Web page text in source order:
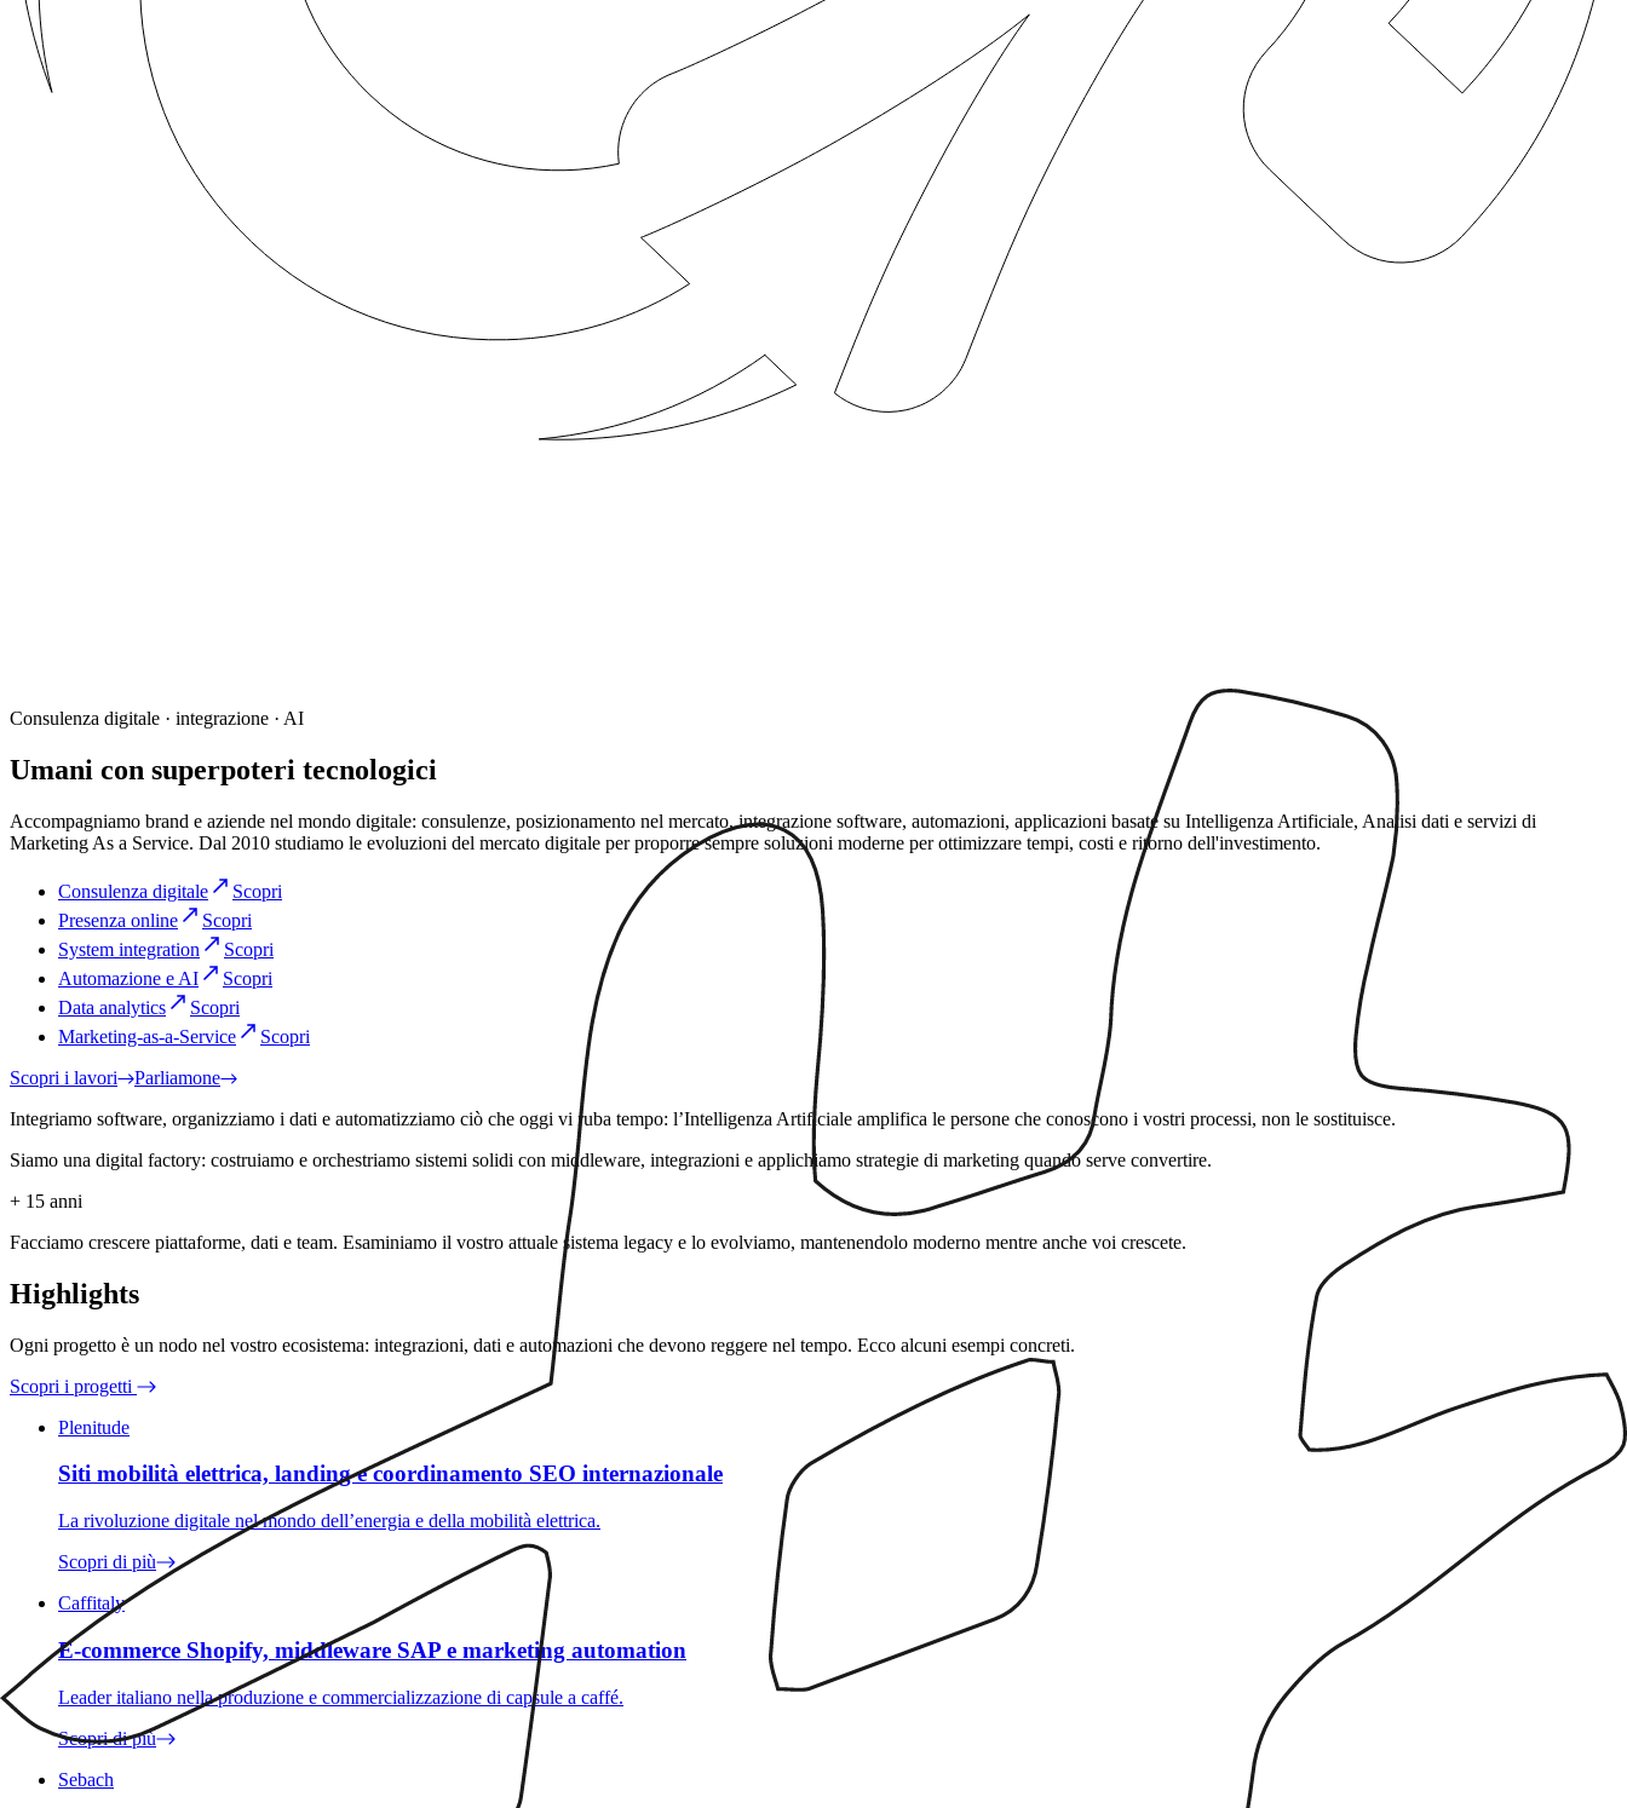
Consulenza digitale · integrazione · AI
Umani con superpoteri tecnologici
Accompagniamo brand e aziende nel mondo digitale: consulenze, posizionamento nel mercato, integrazione software, automazioni, applicazioni basate su Intelligenza Artificiale, Analisi dati e servizi di
Marketing As a Service. Dal 2010 studiamo le evoluzioni del mercato digitale per proporre sempre soluzioni moderne per ottimizzare tempi, costi e ritorno dell'investimento.
Consulenza digitale
Scopri
Presenza online
Scopri
System integration
Scopri
Automazione e AI
Scopri
Data analytics
Scopri
Marketing-as-a-Service
Scopri
Scopri i lavori
Parliamone
Integriamo software, organizziamo i dati e automatizziamo ciò che oggi vi ruba tempo: l’Intelligenza Artificiale amplifica le persone che conoscono i vostri processi, non le sostituisce.
Siamo una digital factory: costruiamo e orchestriamo sistemi solidi con middleware, integrazioni e applichiamo strategie di marketing quando serve convertire.
+ 15 anni
Facciamo crescere piattaforme, dati e team. Esaminiamo il vostro attuale sistema legacy e lo evolviamo, mantenendolo moderno mentre anche voi crescete.
Highlights
Ogni progetto è un nodo nel vostro ecosistema: integrazioni, dati e automazioni che devono reggere nel tempo. Ecco alcuni esempi concreti.
Scopri i progetti
Plenitude
Siti mobilità elettrica, landing e coordinamento SEO internazionale
La rivoluzione digitale nel mondo dell’energia e della mobilità elettrica.
Scopri di più
Caffitaly
E-commerce Shopify, middleware SAP e marketing automation
Leader italiano nella produzione e commercializzazione di capsule a caffé.
Scopri di più
Sebach